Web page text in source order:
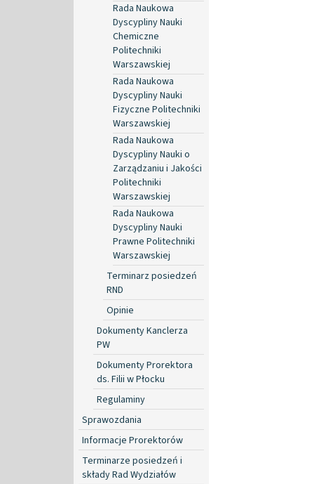
Rada Naukowa
Dyscypliny Nauki
Chemiczne
Politechniki
Warszawskiej
Rada Naukowa
Dyscypliny Nauki
Fizyczne Politechniki
Warszawskiej
Rada Naukowa
Dyscypliny Nauki o
Zarządzaniu i Jakości
Politechniki
Warszawskiej
Rada Naukowa
Dyscypliny Nauki
Prawne Politechniki
Warszawskiej
Terminarz posiedzeń
RND
Opinie
Dokumenty Kanclerza
PW
Dokumenty Prorektora
ds. Filii w Płocku
Regulaminy
Sprawozdania
Informacje Prorektorów
Terminarze posiedzeń i
składy Rad Wydziałów